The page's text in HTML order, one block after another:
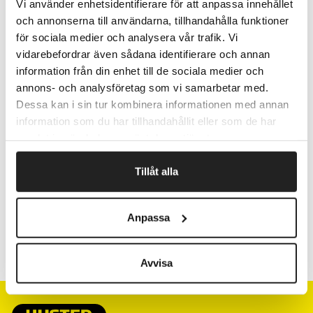
Vi använder enhetsidentifierare för att anpassa innehållet
och annonserna till användarna, tillhandahålla funktioner
för sociala medier och analysera vår trafik. Vi
vidarebefordrar även sådana identifierare och annan
information från din enhet till de sociala medier och
annons- och analysföretag som vi samarbetar med.
Dessa kan i sin tur kombinera informationen med annan
information som du har tillhandahållit eller som de har
Tillåt alla
Anpassa
Avvisa
Lysegrøn bund med små søde bier i sort og gult med
små hvide blomster på grøn kvist.
FSC-certificeret
Pris pr. rulle
Fragtfrit når du handler for 1.900,-
Afsendelse samme dag ved bestilling
inden kl 10
174057 50